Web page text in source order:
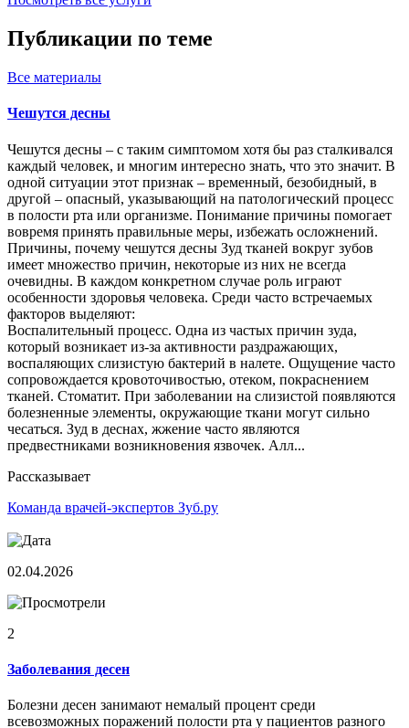
Публикации по теме
Все материалы
Чешутся десны
Чешутся десны – с таким симптомом хотя бы раз сталкивался
каждый человек, и многим интересно знать, что это значит. В
одной ситуации этот признак – временный, безобидный, в
другой – опасный, указывающий на патологический процесс
в полости рта или организме. Понимание причины помогает
вовремя принять правильные меры, избежать осложнений.
Причины, почему чешутся десны Зуд тканей вокруг зубов
имеет множество причин, некоторые из них не всегда
очевидны. В каждом конкретном случае роль играют
особенности здоровья человека. Среди часто встречаемых
факторов выделяют:
Воспалительный процесс. Одна из частых причин зуда,
который возникает из-за активности раздражающих,
воспаляющих слизистую бактерий в налете. Ощущение часто
сопровождается кровоточивостью, отеком, покраснением
тканей. Стоматит. При заболевании на слизистой появляются
болезненные элементы, окружающие ткани могут сильно
чесаться. Зуд в деснах, жжение часто являются
предвестниками возникновения язвочек. Алл...
Рассказывает
Команда врачей-экспертов Зуб.ру
02.04.2026
2
Заболевания десен
Болезни десен занимают немалый процент среди
всевозможных поражений полости рта у пациентов разного